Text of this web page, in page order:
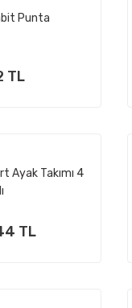
Punta
TL
Ayak Takımı 4
TL